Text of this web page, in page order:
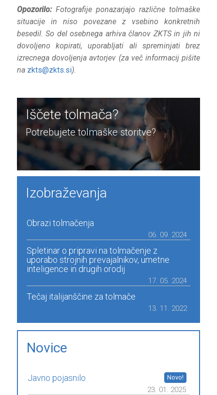
Opozorilo:Fotografije ponazarjajo različne tolmaške
situacije in niso povezane z vsebino konkretnih
besedil. So del osebnega arhiva članov ZKTS in jih ni
dovoljeno kopirati, uporabljati ali spreminjati brez
izrecnega dovoljenja avtorjev (za več informacij pišite
na zkts@zkts.si).
Iščete tolmača?
Potrebujete tolmaške storitve?
Izobraževanja
Obrazi tolmačenja
06. 09. 2024
Spletinar o pripravi na tolmačenje z
uporabo strojnih prevajalnikov, umetne
inteligence in drugih orodij
17. 05. 2024
Tečaj italijanščine za tolmače
13. 11. 2022
Novice
Javno pojasnilo
23. 01. 2025